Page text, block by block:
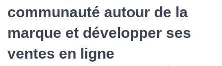
communauté autour de la
marque et développer ses
ventes en ligne